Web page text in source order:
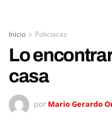
Inicio Policiacas
Lo
casa
por Mario Gerardo